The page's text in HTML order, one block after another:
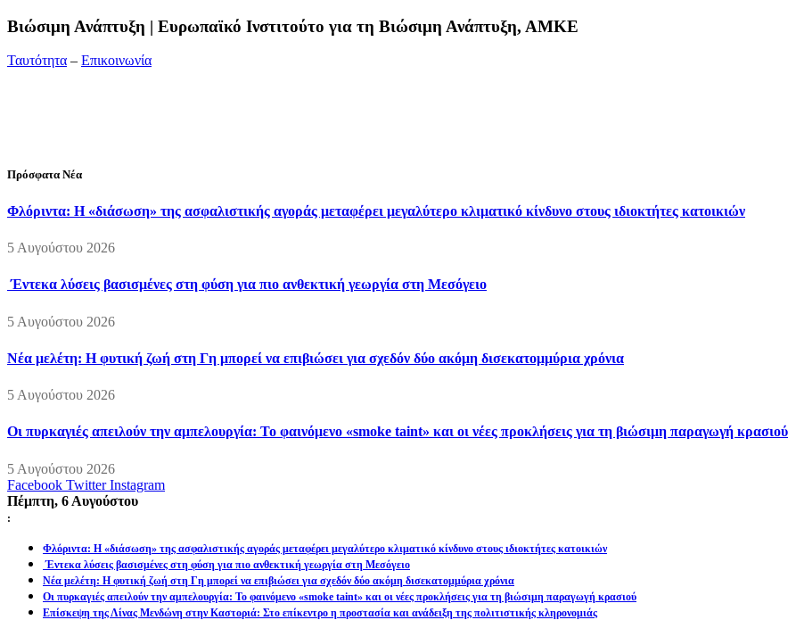
Bιώσιμη Ανάπτυξη | Ευρωπαϊκό Ινστιτούτο για τη Βιώσιμη Ανάπτυξη, ΑΜΚΕ
Ταυτότητα – Επικοινωνία
Πρόσφατα Νέα
Φλόριντα: Η «διάσωση» της ασφαλιστικής αγοράς μεταφέρει μεγαλύτερο κλιματικό κίνδυνο στους ιδιοκτήτες κατοικιών
5 Αυγούστου 2026
Έντεκα λύσεις βασισμένες στη φύση για πιο ανθεκτική γεωργία στη Μεσόγειο
5 Αυγούστου 2026
Νέα μελέτη: Η φυτική ζωή στη Γη μπορεί να επιβιώσει για σχεδόν δύο ακόμη δισεκατομμύρια χρόνια
5 Αυγούστου 2026
Οι πυρκαγιές απειλούν την αμπελουργία: Το φαινόμενο «smoke taint» και οι νέες προκλήσεις για τη βιώσιμη παραγωγή κρασιού
5 Αυγούστου 2026
Facebook Twitter Instagram
Πέμπτη, 6 Αυγούστου
:
Φλόριντα: Η «διάσωση» της ασφαλιστικής αγοράς μεταφέρει μεγαλύτερο κλιματικό κίνδυνο στους ιδιοκτήτες κατοικιών
Έντεκα λύσεις βασισμένες στη φύση για πιο ανθεκτική γεωργία στη Μεσόγειο
Νέα μελέτη: Η φυτική ζωή στη Γη μπορεί να επιβιώσει για σχεδόν δύο ακόμη δισεκατομμύρια χρόνια
Οι πυρκαγιές απειλούν την αμπελουργία: Το φαινόμενο «smoke taint» και οι νέες προκλήσεις για τη βιώσιμη παραγωγή κρασιού
Επίσκεψη της Λίνας Μενδώνη στην Καστοριά: Στο επίκεντρο η προστασία και ανάδειξη της πολιτιστικής κληρονομιάς